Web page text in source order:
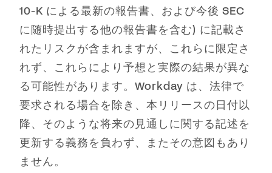
10-K による最新の報告書、および今後 SEC
に随時提出する他の報告書を含む) に記載さ
れたリスクが含まれますが、これらに限定さ
れず、これらにより予想と実際の結果が異な
る可能性があります。Workday は、法律で
要求される場合を除き、本リリースの日付以
降、そのような将来の見通しに関する記述を
更新する義務を負わず、またその意図もあり
ません。